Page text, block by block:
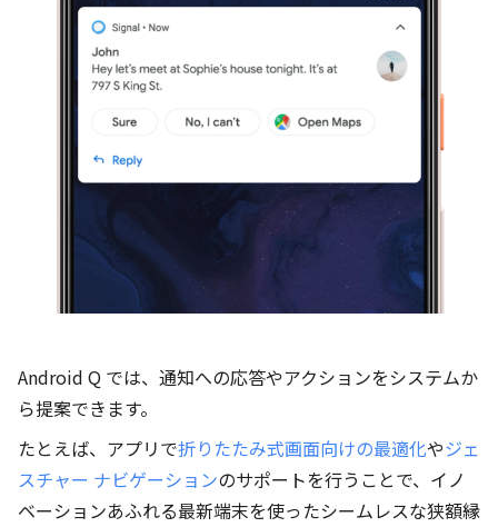
Android Q では、通知への応答やアクションをシステムか
ら提案できます。
たとえば、アプリで折りたたみ式画面向けの最適化やジェ
スチャー ナビゲーションのサポートを行うことで、イノ
ベーションあふれる最新端末を使ったシームレスな狭額縁